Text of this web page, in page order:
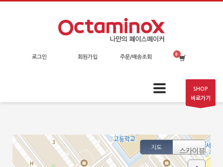
로그인 회원가입 주문/배송조회
SHOP
바로가기
지도 스카이뷰